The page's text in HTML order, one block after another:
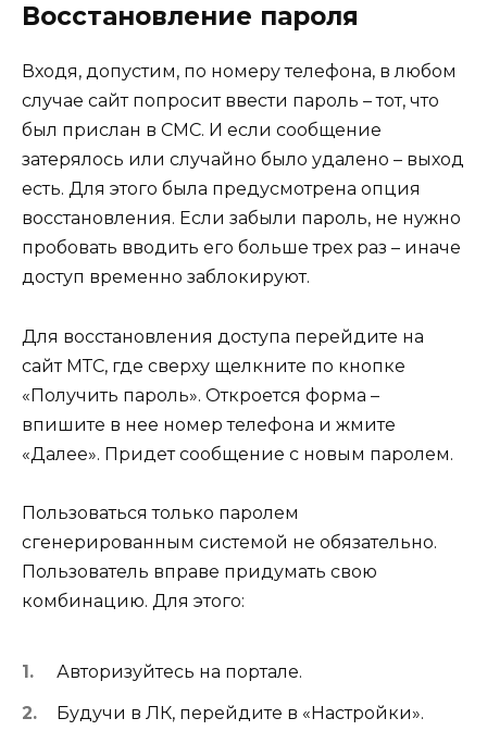
Восстановление пароля
Входя, допустим, по номеру телефона, в любом
случае сайт попросит ввести пароль – тот, что
был прислан в СМС. И если сообщение
затерялось или случайно было удалено – выход
есть. Для этого была предусмотрена опция
восстановления. Если забыли пароль, не нужно
пробовать вводить его больше трех раз – иначе
доступ временно заблокируют.
Для восстановления доступа перейдите на
сайт МТС, где сверху щелкните по кнопке
«Получить пароль». Откроется форма –
впишите в нее номер телефона и жмите
«Далее». Придет сообщение с новым паролем.
Пользоваться только паролем
сгенерированным системой не обязательно.
Пользователь вправе придумать свою
комбинацию. Для этого:
Авторизуйтесь на портале.
Будучи в ЛК, перейдите в «Настройки».